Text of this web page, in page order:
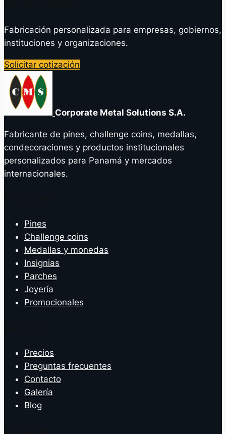
Fabricación personalizada para empresas, gobiernos,
instituciones y organizaciones.
Solicitar cotización
Corporate Metal Solutions S.A.
Fabricante de pines, challenge coins, medallas,
condecoraciones y productos institucionales
personalizados para Panamá y mercados
internacionales.
Pines
Challenge coins
Medallas y monedas
Insignias
Parches
Joyería
Promocionales
Precios
Preguntas frecuentes
Contacto
Galería
Blog